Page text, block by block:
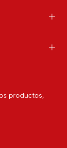
productos,